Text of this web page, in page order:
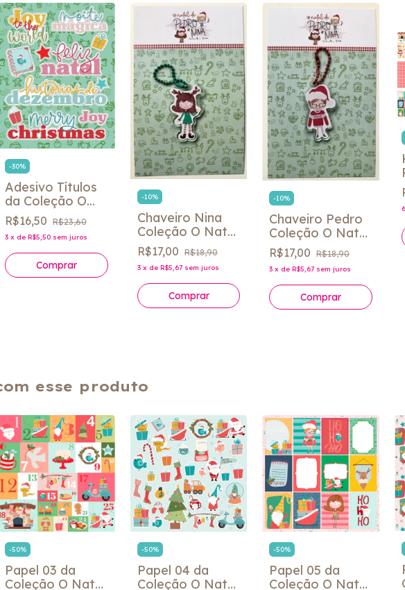
-30%
Adesivo Títulos
da Coleção O
Natal de Pedro
e Nina - Fabi
Paliares
R$16,50 R$23,60
3 x de R$5,50 sem juros
-10%
Chaveiro Nina
Coleção O Natal
de Pedro e Nina
- Fabi Paliares
R$17,00 R$18,90
3 x de R$5,67 sem juros
-10%
Chaveiro Pedro
Coleção O Natal
de Pedro e Nina
- Fabi Paliares
R$17,00 R$18,90
3 x deR$5,67 sem juros
6
esse produto
-50%
Papel 03 da
Coleção O Natal
-50%
Papel 04 da
Coleção O Natal
-50%
Papel 05 da
Coleção O Natal